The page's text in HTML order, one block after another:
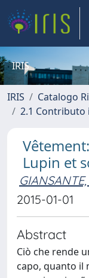
IRIS
IRIS Catalogo
2.1 Contributo
Lupin et
2015-01-01
Abstract
Ciò che rende
capo, quanto il